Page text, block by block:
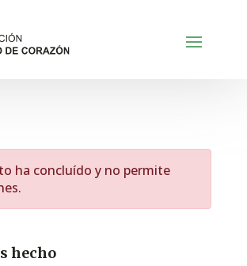
ha concluído y no permite
hecho